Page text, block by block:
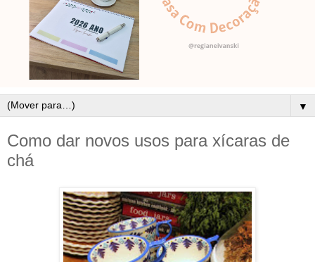
▼
Como dar novos usos para xícaras de
chá